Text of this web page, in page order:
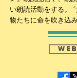
い朗読活動をする。
物たちに命を吹き込